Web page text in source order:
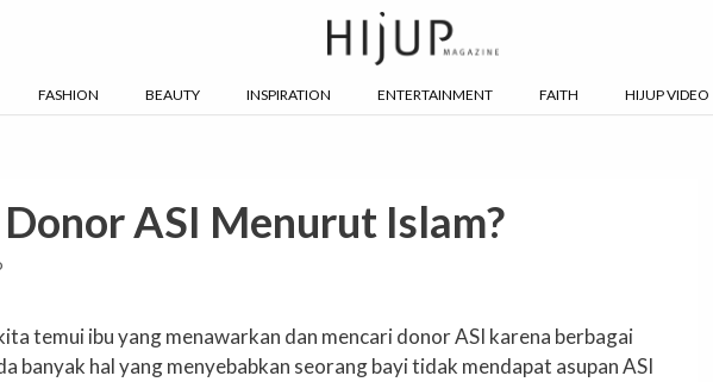
FASHION BEAUTY INSPIRATION ENTERTAINMENT FAITH HIJUP VIDEO
ASI Menurut Islam?
temui ibu yang menawarkan dan mencari donor ASI karena berbagai
banyak hal yang menyebabkan seorang bayi tidak mendapat asupan ASI